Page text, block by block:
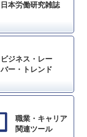
日本労働研究雑誌
ビジネス・レー
バー・トレンド
職業・キャリア
関連ツール